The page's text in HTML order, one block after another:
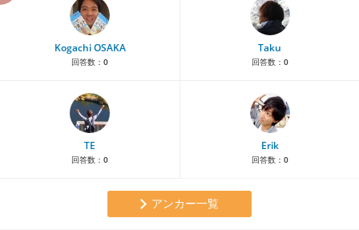
Kogachi OSAKA
回答数： 0
Taku
回答数： 0
TE
回答数： 0
Erik
回答数： 0
アンカー一覧